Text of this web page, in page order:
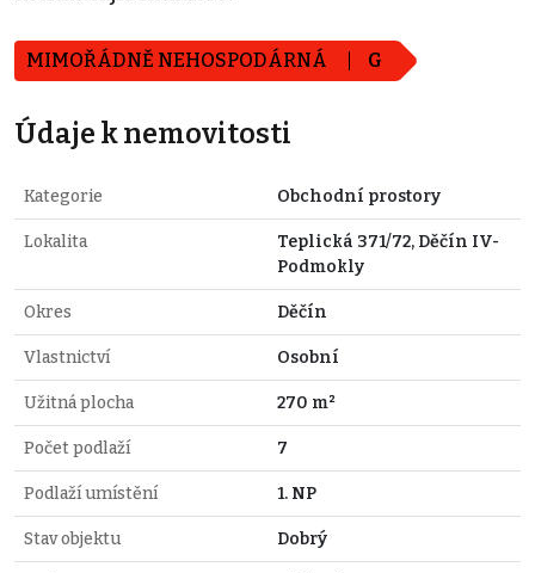
MIMOŘÁDNĚ NEHOSPODÁRNÁ G
Údaje k nemovitosti
Kategorie Obchodní prostory
Lokalita
Teplická 371/72, Děčín IV-
Podmokly
Okres Děčín
Vlastnictví Osobní
Užitná plocha 270 m²
Počet podlaží 7
Podlaží umístění 1. NP
Stav objektu Dobrý